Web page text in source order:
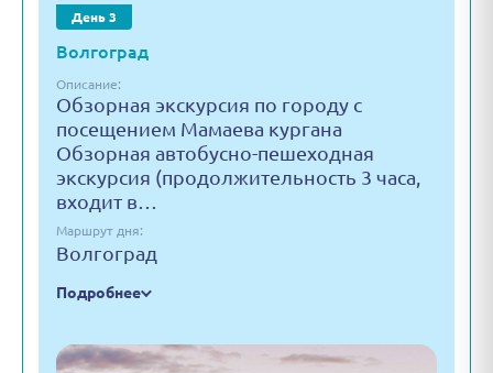
День 3
Волгоград
Описание:
Обзорная экскурсия по городу с
посещением Мамаева кургана
Обзорная автобусно-пешеходная
экскурсия (продолжительность 3 часа,
входит в…
Маршрут дня:
Волгоград
Подробнее